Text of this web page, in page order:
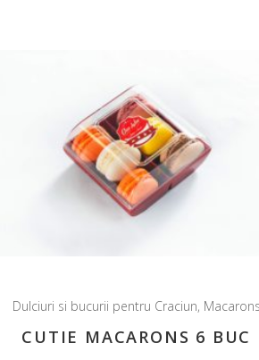
Dulciuri si bucurii pentru Craciun, Macarons
CUTIE MACARONS 6 BUC